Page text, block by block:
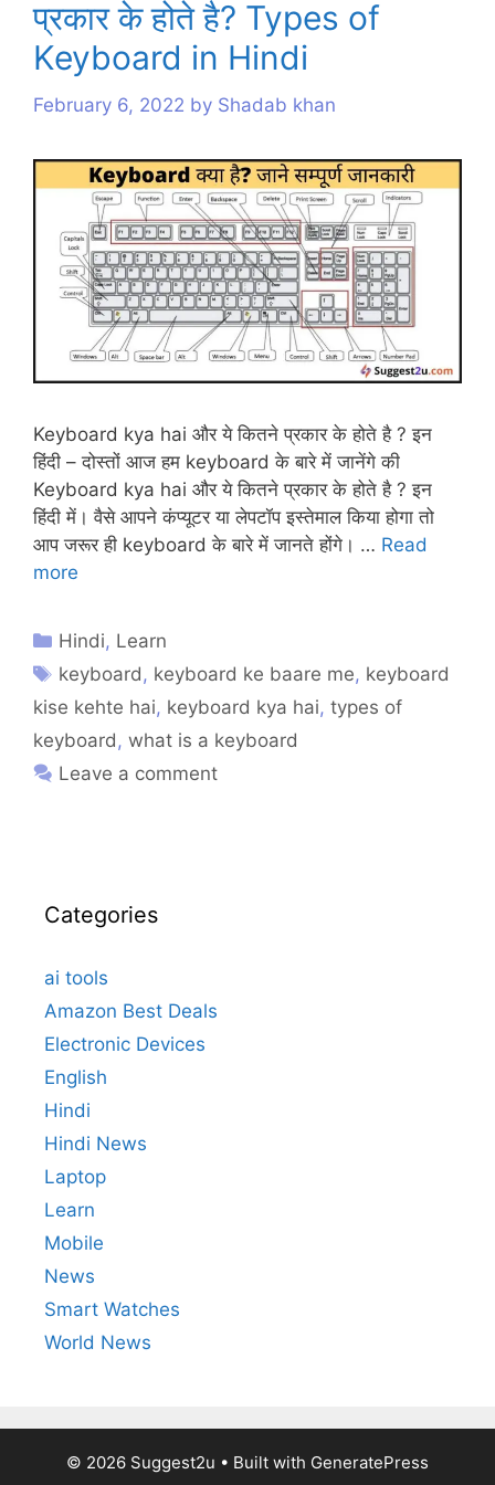
प्रकार के होते है? Types of
Keyboard in Hindi
February 6, 2022 by Shadab khan
Keyboard kya hai और ये कितने प्रकार के होते है ? इन
हिंदी – दोस्तों आज हम keyboard के बारे में जानेंगे की
Keyboard kya hai और ये कितने प्रकार के होते है ? इन
हिंदी में। वैसे आपने कंप्यूटर या लेपटॉप इस्तेमाल किया होगा तो
आप जरूर ही keyboard के बारे में जानते होंगे। … Read
more
s
Hindi, Learn
keyboard, keyboard ke baare me, keyboard
kise kehte hai, keyboard kya hai, types of
keyboard, what is a keyboard
Leave a comment
Categories
ai tools
Amazon Best Deals
Electronic Devices
English
Hindi
Hindi News
Laptop
Learn
Mobile
News
Smart Watches
World News
© 2026 Suggest2u • Built with GeneratePress